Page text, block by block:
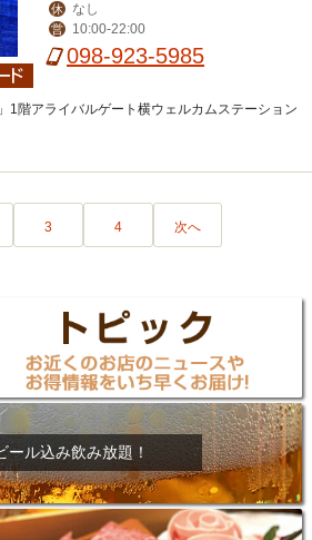
休 なし
営 10:00-22:00
098-923-5985
1階アライバルゲート横ウェルカムステーション
3 4 次へ
ール込み飲み放題！